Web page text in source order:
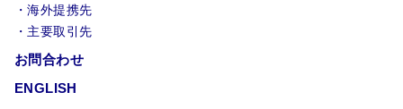
海外提携先
主要取引先
お問合わせ
ENGLISH